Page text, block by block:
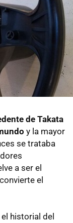
de Takata
y la mayor
se trataba
a ser el
el
historial del